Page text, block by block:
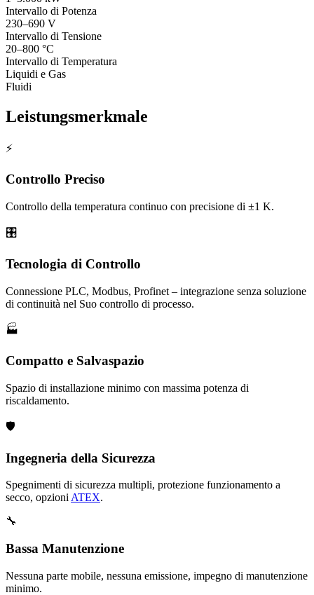
Intervallo di Potenza
230–690 V
Intervallo di Tensione
20–800 °C
Intervallo di Temperatura
Liquidi e Gas
Fluidi
Leistungsmerkmale
⚡
Controllo Preciso
Controllo della temperatura continuo con precisione di ±1 K.
🎛️
Tecnologia di Controllo
Connessione PLC, Modbus, Profinet – integrazione senza soluzione
di continuità nel Suo controllo di processo.
🏭
Compatto e Salvaspazio
Spazio di installazione minimo con massima potenza di
riscaldamento.
🛡️
Ingegneria della Sicurezza
Spegnimenti di sicurezza multipli, protezione funzionamento a
secco, opzioni ATEX.
🔧
Bassa Manutenzione
Nessuna parte mobile, nessuna emissione, impegno di manutenzione
minimo.